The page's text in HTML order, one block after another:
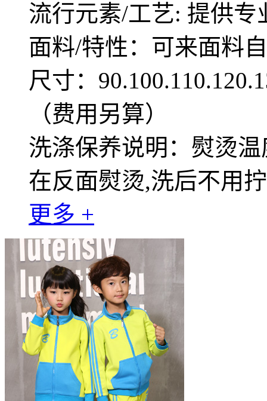
流行元素/工艺: 提供专
面料/特性：可来面料
尺寸：
（费用另算）
洗涤保养说明：熨烫
在反面熨烫,洗后不用
更多 +